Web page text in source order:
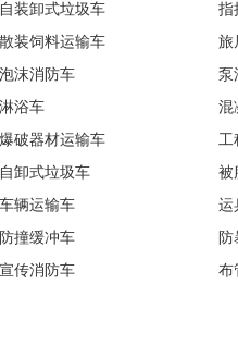
宣传消防车、 布管车、 水雾消
挂车、 等车型。
自装卸式垃圾车 指
散装饲料运输车 旅
泡沫消防车 泵
淋浴车 混
爆破器材运输车 工
自卸式垃圾车 被
车辆运输车 运
防撞缓冲车 防
宣传消防车 布